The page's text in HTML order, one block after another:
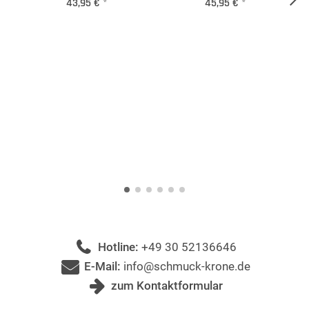
43,95 € * 45,95 € *
Hotline: +49 30 52136646
E-Mail: info@schmuck-krone.de
zum Kontaktformular